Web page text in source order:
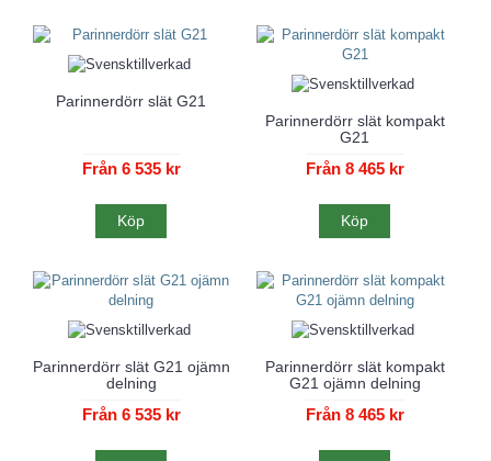
Parinnerdörr slät G21
Från 6 535 kr
Köp
Parinnerdörr slät kompakt
G21
Från 8 465 kr
Köp
Parinnerdörr slät G21 ojämn
delning
Från 6 535 kr
Parinnerdörr slät kompakt
G21 ojämn delning
Från 8 465 kr